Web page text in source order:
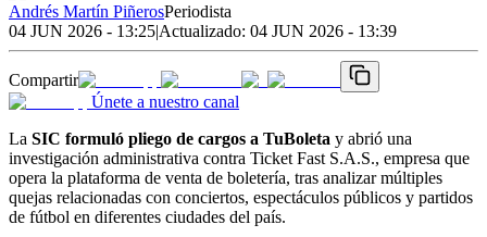
Andrés Martín PiñerosPeriodista
04 JUN 2026 - 13:25|Actualizado: 04 JUN 2026 - 13:39
Compartir
Únete a nuestro canal
La SIC formuló pliego de cargos a TuBoleta y abrió una
investigación administrativa contra Ticket Fast S.A.S., empresa que
opera la plataforma de venta de boletería, tras analizar múltiples
quejas relacionadas con conciertos, espectáculos públicos y partidos
de fútbol en diferentes ciudades del país.